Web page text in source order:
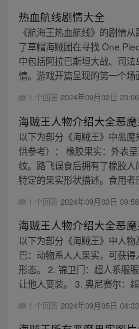
热血航线剧情大全
《航海王热血航线》的剧情
了草帽海贼团在寻找 One
中包括阿拉巴斯坦大战、司
情。游戏开篇呈现的第一个场
1 个回答 2024年09月02日 23:06
海贼王人物介绍大全恶
以下为部分《海贼王》中恶
供参考）： 橡胶果实：外表
纹。路飞误食后拥有了橡胶
特定的果实形状描述。食用
1 个回答 2024年09月03日 09:58
海贼王人物介绍大全恶
以下为部分《海贼王》中人
巴：动物系人人果实，可获
形态。 2. 锦卫门：超人系服
让他人变装。 3. 奥尼赛尔：
1 个回答 2024年09月05日 04:33